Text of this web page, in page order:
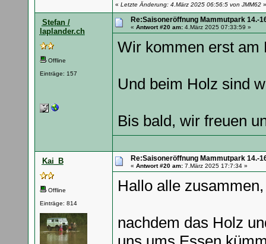
« Letzte Änderung: 4.März 2025 06:56:5 von JMM62»
Stefan /
laplander.ch
Offline
Einträge: 157
Re:Saisoneröffnung Mammutpark 14.-
« Antwort #20 am:4.März 2025 07:33:59 »
Wir kommen erst am
Und beim Holz sind
Bis bald, wir freuen
Kai_B
Offline
Einträge: 814
Re:Saisoneröffnung Mammutpark 14.-
« Antwort #20 am:7.März 2025 17:7:34 »
Hallo alle zusammen,
nachdem das Holz